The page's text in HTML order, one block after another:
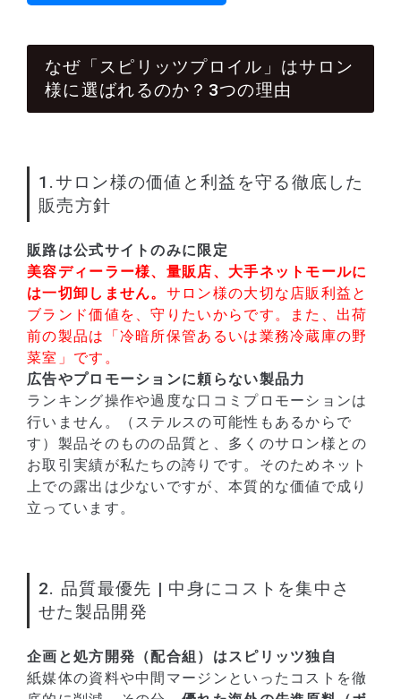
なぜ「スピリッツプロイル」はサロン
様に選ばれるのか？3つの理由
1.サロン様の価値と利益を守る徹底した
販売方針
販路は公式サイトのみに限定
美容ディーラー様、量販店、大手ネットモールに
は一切卸しません。 サロン様の大切な店販利益と
ブランド価値を、守りたいからです。また、出荷
前の製品は「冷暗所保管あるいは業務冷蔵庫の野
菜室」です。
広告やプロモーションに頼らない製品力
ランキング操作や過度な口コミプロモーションは
行いません。（ステルスの可能性もあるからで
す）製品そのものの品質と、多くのサロン様との
お取引実績が私たちの誇りです。そのためネット
上での露出は少ないですが、本質的な価値で成り
立っています。
2. 品質最優先 | 中身にコストを集中さ
せた製品開発
企画と処方開発（配合組）はスピリッツ独自
紙媒体の資料や中間マージンといったコストを徹